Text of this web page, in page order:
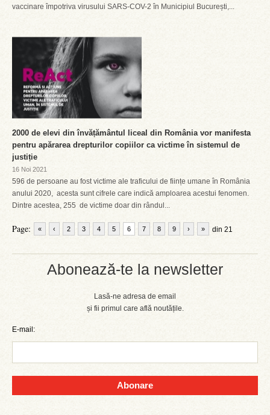
Abonează-te la newsletter
Lasă-ne adresa de email
și fii primul care află noutățile.
E-mail:
Abonare
vaccinare împotriva virusului SARS-COV-2 în Municipiul București,...
2000 de elevi din învățământul liceal din România vor manifesta
pentru apărarea drepturilor copiilor ca victime în sistemul de
justiție
16 Noi 2021
596 de persoane au fost victime ale traficului de ființe umane în România
anului 2020, acesta sunt cifrele care indică amploarea acestui fenomen.
Dintre acestea, 255 de victime doar din rândul...
Page: « ‹ 2 3 4 5 6 7 8 9 din 21
› »